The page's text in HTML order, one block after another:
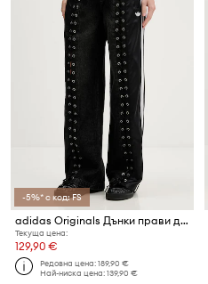
-5%* с код: FS
adidas Originals Дънки прави дамски
Текуща цена:
129,90 €
Редовна цена:189,90 €
Най-ниска цена:139,90 €